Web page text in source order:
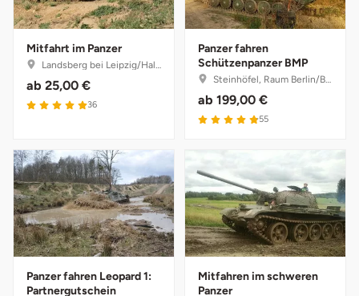
Mitfahrt im Panzer
Landsberg bei Leipzig/Halle, Sachsen-Anhalt
ab 25,00 €
36
Panzer fahren
Schützenpanzer BMP
Steinhöfel, Raum Berlin/Brandenburg
ab 199,00 €
55
Panzer fahren Leopard 1:
Partnergutschein
Mitfahren im schweren
Panzer
Dessau
Dietzenbach
Dingolfing
Dortmund
Dresden